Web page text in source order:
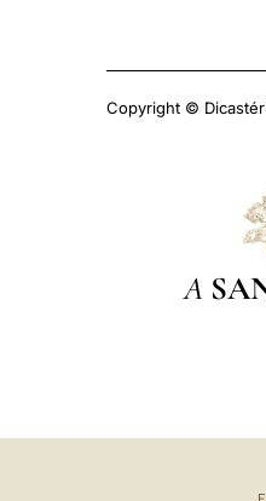
Copyright ©
A